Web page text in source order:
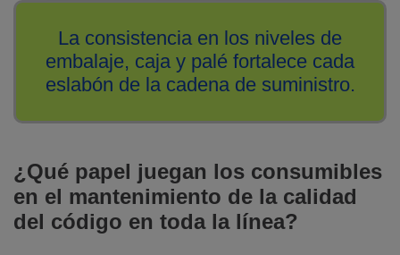
La consistencia en los niveles de
embalaje, caja y palé fortalece cada
eslabón de la cadena de suministro.
¿Qué papel juegan los consumibles
en el mantenimiento de la calidad
del código en toda la línea?